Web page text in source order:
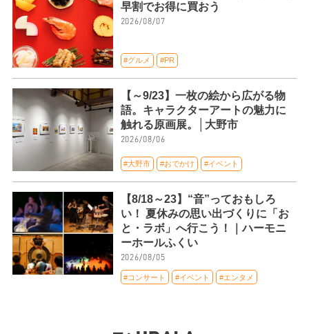
早割でお得に買おう
2026/08/07
#グルメ #PR
【～9/23】一枚の絵から広がる物
語。キャラクターアートの魅力に
触れる原画展。│大野市
2026/08/06
#大野市 #おでかけ #イベント
【8/18～23】“音”っておもしろ
い！ 夏休みの思い出づくりに「お
と・ラボ」へ行こう！｜ハーモニ
ーホールふくい
2026/08/05
#コンサート #イベント #エンタメ